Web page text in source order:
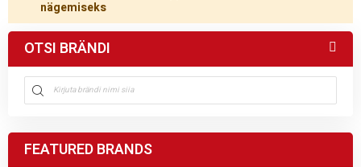
nägemiseks
OTSI BRÄNDI
FEATURED BRANDS